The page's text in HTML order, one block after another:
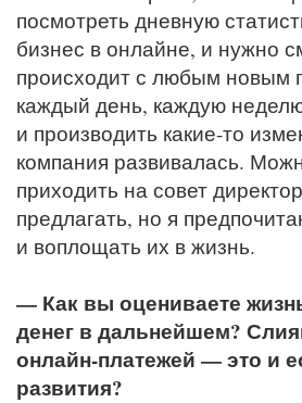
посмотреть дневную
бизнес в онлайне, и нужно
происходит с любым новым
каждый день, каждую
и производить какие-то
компания развивалась.
приходить на совет
предлагать, но я
и воплощать их в жизнь.
— Как вы оцениваете
денег в дальнейшем?
онлайн-платежей — это и
развития?